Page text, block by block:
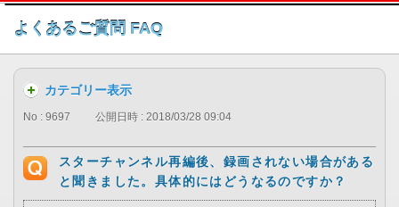
このページの本文へ
よくあるご質問 FAQ
カテゴリー表示
No : 9697 公開日時 : 2018/03/28 09:04
スターチャンネル再編後、録画されない場合がある
と聞きました。具体的にはどうなるのですか？